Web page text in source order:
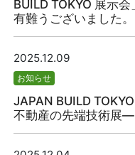
BUILD TOKYO 展示
有難うございました。
2025.12.09
お知らせ
JAPAN BUILD
不動産の先端技術展—